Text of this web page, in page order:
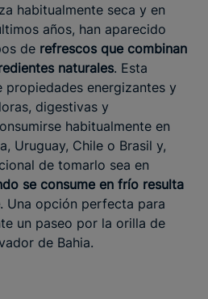
habitualmente seca y en
años, han aparecido
de refrescos que combinan
naturales. Esta
propiedades energizantes y
digestivas y
habitualmente en
Uruguay, Chile o Brasil y,
de tomarlo sea en
se consume en frío resulta
. Una opción perfecta para
un paseo por la orilla de
de Bahia.